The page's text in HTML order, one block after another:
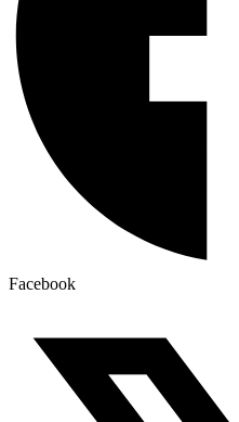
Facebook